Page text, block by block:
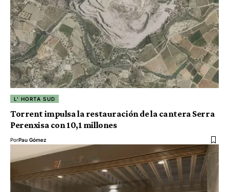
L' HORTA SUD
Torrent impulsa la restauración de la cantera Serra
Perenxisa con 10,1 millones
PorPau Gómez